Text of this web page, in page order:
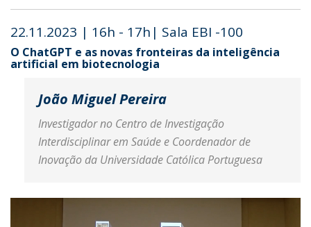
22.11.2023 | 16h - 17h| Sala EBI -100
O ChatGPT e as novas fronteiras da inteligência
artificial em biotecnologia
João Miguel Pereira
Investigador no Centro de Investigação
Interdisciplinar em Saúde e Coordenador de
Inovação da Universidade Católica Portuguesa